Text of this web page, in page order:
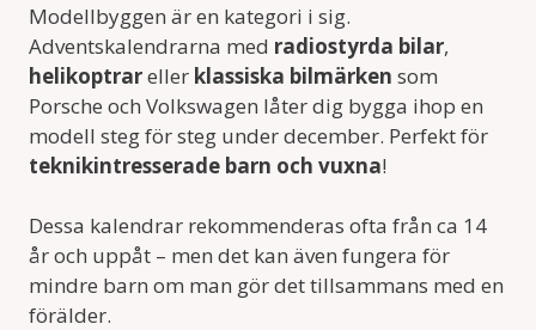
Modellbyggen är en kategori i sig.
Adventskalendrarna med radiostyrda bilar,
helikoptrareller klassiska bilmärken som
Porsche och Volkswagen låter dig bygga ihop en
modell steg för steg under december. Perfekt för
teknikintresserade barn och vuxna!
Dessa kalendrar rekommenderas ofta från ca 14
år och uppåt – men det kan även fungera för
mindre barn om man gör det tillsammans med en
förälder.